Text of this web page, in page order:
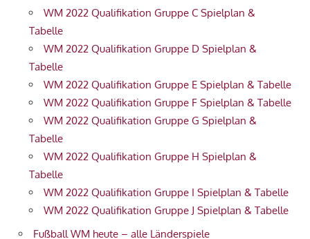
WM 2022 Qualifikation Gruppe C Spielplan &
Tabelle
WM 2022 Qualifikation Gruppe D Spielplan &
Tabelle
WM 2022 Qualifikation Gruppe E Spielplan & Tabelle
WM 2022 Qualifikation Gruppe F Spielplan & Tabelle
WM 2022 Qualifikation Gruppe G Spielplan &
Tabelle
WM 2022 Qualifikation Gruppe H Spielplan &
Tabelle
WM 2022 Qualifikation Gruppe I Spielplan & Tabelle
WM 2022 Qualifikation Gruppe J Spielplan & Tabelle
Fußball WM heute – alle Länderspiele